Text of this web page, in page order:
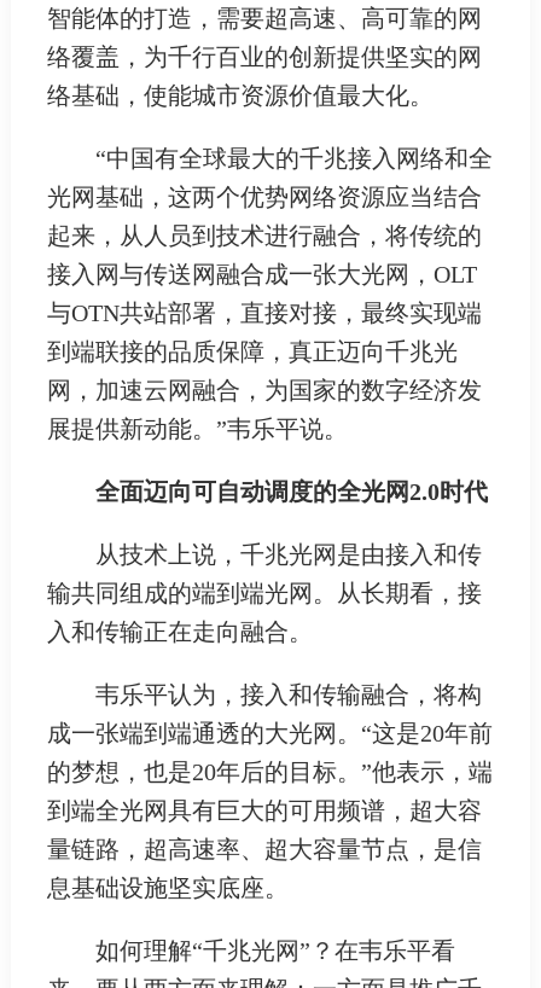
智能体的打造，需要超高速、高可靠的网
络覆盖，为千行百业的创新提供坚实的网
络基础，使能城市资源价值最大化。
“中国有全球最大的千兆接入网络和全
光网基础，这两个优势网络资源应当结合
起来，从人员到技术进行融合，将传统的
接入网与传送网融合成一张大光网，OLT
与OTN共站部署，直接对接，最终实现端
到端联接的品质保障，真正迈向千兆光
网，加速云网融合，为国家的数字经济发
展提供新动能。”韦乐平说。
全面迈向可自动调度的全光网2.0时代
从技术上说，千兆光网是由接入和传
输共同组成的端到端光网。从长期看，接
入和传输正在走向融合。
韦乐平认为，接入和传输融合，将构
成一张端到端通透的大光网。“这是20年前
的梦想，也是20年后的目标。”他表示，端
到端全光网具有巨大的可用频谱，超大容
量链路，超高速率、超大容量节点，是信
息基础设施坚实底座。
如何理解“千兆光网”？在韦乐平看